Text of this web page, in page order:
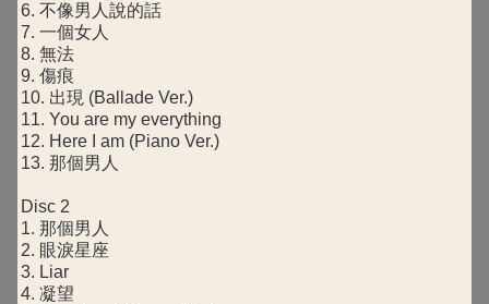
6. 不像男人說的話
7. 一個女人
8. 無法
9. 傷痕
10. 出現 (Ballade Ver.)
11. You are my everything
12. Here I am (Piano Ver.)
13. 那個男人
Disc 2
1. 那個男人
2. 眼淚星座
3. Liar
4. 凝望